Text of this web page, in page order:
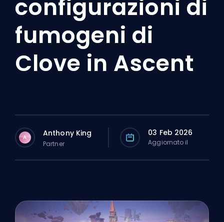
configurazioni di
fumogeni di
Clove in Ascent
A Anthony King
Partner
03 Feb 2026
Aggiornato il